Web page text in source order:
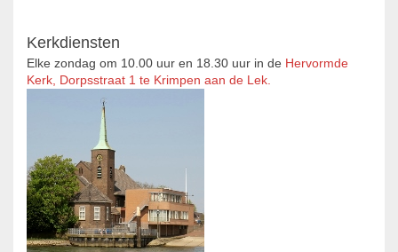
Kerkdiensten
Elke zondag om 10.00 uur en 18.30 uur in de Hervormde
Kerk, Dorpsstraat 1 te Krimpen aan de Lek.